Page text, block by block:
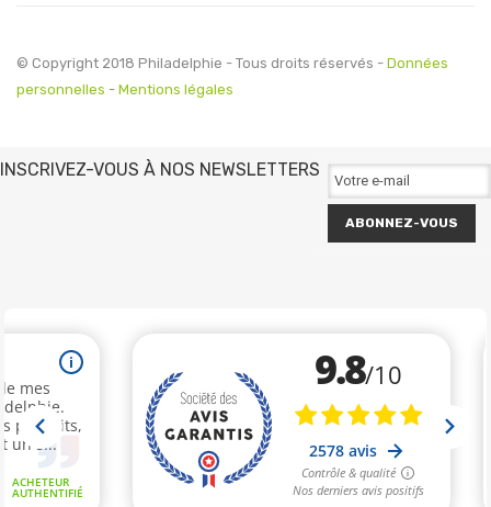
© Copyright 2018 Philadelphie - Tous droits réservés - Données
personnelles - Mentions légales
INSCRIVEZ-VOUS À NOS NEWSLETTERS
ABONNEZ-VOUS